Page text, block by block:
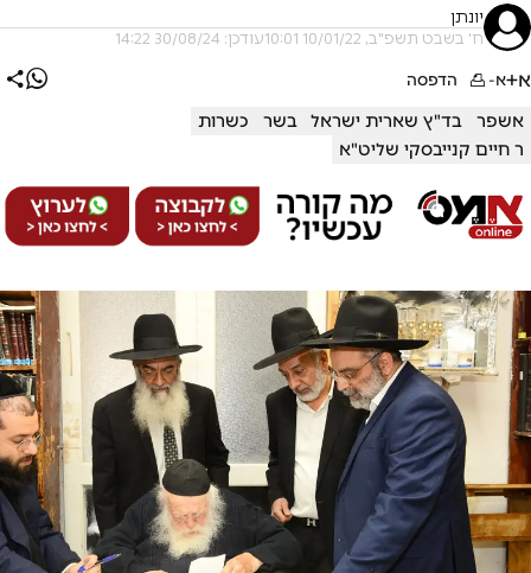
יונתן
ח' בשבט תשפ"ב, 10/01/22 10:01 עודכן: 30/08/24 14:22
א+א- הדפסה
אשפר בד"ץ שארית ישראל בשר
כשרות
ר חיים קנייבסקי שליט"א